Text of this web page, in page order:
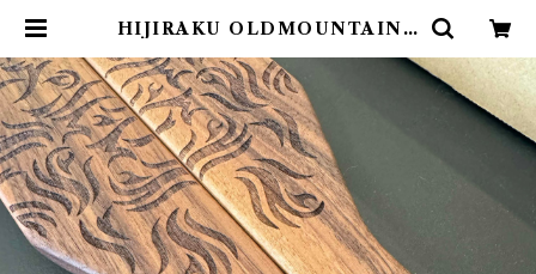
HIJIRAKU OLDMOUNTAIN ×
02 PRODUCTS